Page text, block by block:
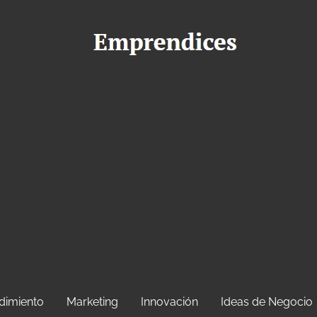
Marketing Innovación Ideas de Negocio